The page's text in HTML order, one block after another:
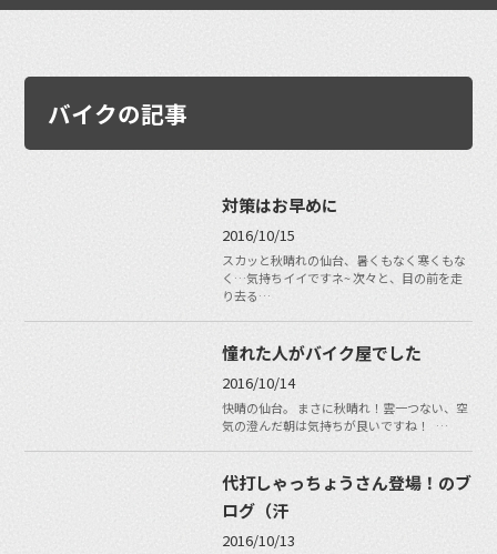
バイクの記事
対策はお早めに
2016/10/15
スカッと秋晴れの仙台、暑くもなく寒くもな
く…気持ちイイですネ~ 次々と、目の前を走
り去る…
憧れた人がバイク屋でした
2016/10/14
快晴の仙台。 まさに秋晴れ！雲一つない、空
気の澄んだ朝は気持ちが良いですね！ …
代打しゃっちょうさん登場！のブ
ログ（汗
2016/10/13